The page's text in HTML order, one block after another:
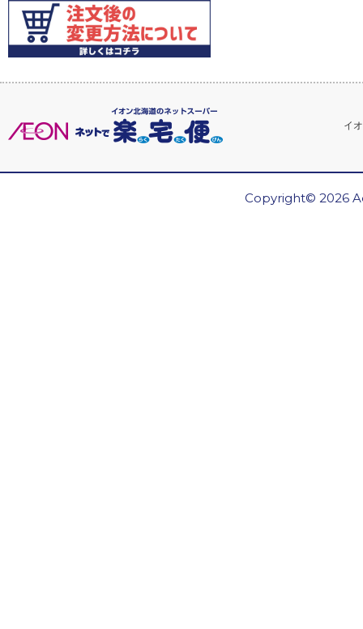
イ
Copyright© 2026